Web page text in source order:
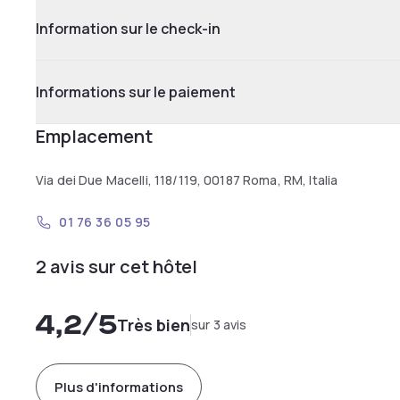
Information sur le check-in
Informations sur le paiement
Emplacement
Via dei Due Macelli, 118/119, 00187 Roma, RM, Italia
01 76 36 05 95
2 avis sur cet hôtel
4,2/5Très biensur 3 avis
Plus d'informations